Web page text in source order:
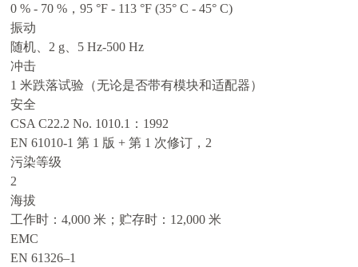
0 % - 70 %，95 °F - 113 °F (35° C - 45° C)
振动
随机、2 g、5 Hz-500 Hz
冲击
1 米跌落试验（无论是否带有模块和适配器）
安全
CSA C22.2 No. 1010.1：1992
EN 61010-1 第 1 版 + 第 1 次修订，2
污染等级
2
海拔
工作时：4,000 米；贮存时：12,000 米
EMC
EN 61326–1